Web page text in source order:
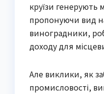
круїзи генерують
пропонуючи вид
виноградники,
доходу для
Але виклики, як
промисловості,